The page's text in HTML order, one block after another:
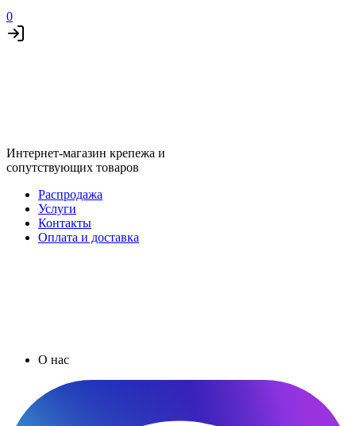
0
Интернет-магазин крепежа и
сопутствующих товаров
Распродажа
Услуги
Контакты
Оплата и доставка
О нас